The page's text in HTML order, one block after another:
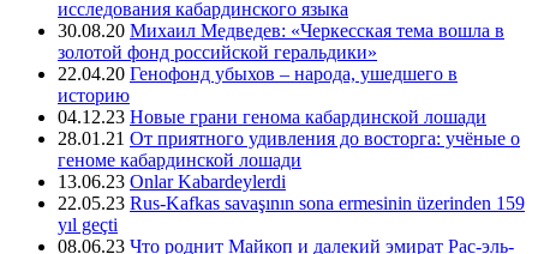
исследования кабардинского языка
30.08.20 Михаил Медведев: «Черкесская тема вошла в
золотой фонд российской геральдики»
22.04.20 Генофонд убыхов – народа, ушедшего в
историю
04.12.23 Новые грани генома кабардинской лошади
28.01.21 От приятного удивления до восторга: учёные о
геноме кабардинской лошади
13.06.23 Onlar Kabardeylerdi
22.05.23 Rus-Kafkas savaşının sona ermesinin üzerinden 159
yıl geçti
08.06.23 Что роднит Майкоп и далекий эмират Рас-эль-